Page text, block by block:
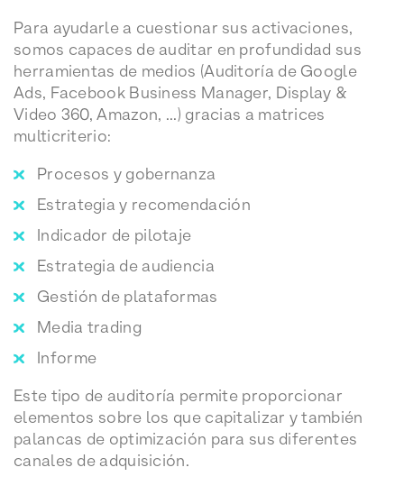
Para ayudarle a cuestionar sus activaciones,
somos capaces de auditar en profundidad sus
herramientas de medios (Auditoría de Google
Ads, Facebook Business Manager, Display &
Video 360, Amazon, ...) gracias a matrices
multicriterio:
Procesos y gobernanza
Estrategia y recomendación
Indicador de pilotaje
Estrategia de audiencia
Gestión de plataformas
Media trading
Informe
Este tipo de auditoría permite proporcionar
elementos sobre los que capitalizar y también
palancas de optimización para sus diferentes
canales de adquisición.